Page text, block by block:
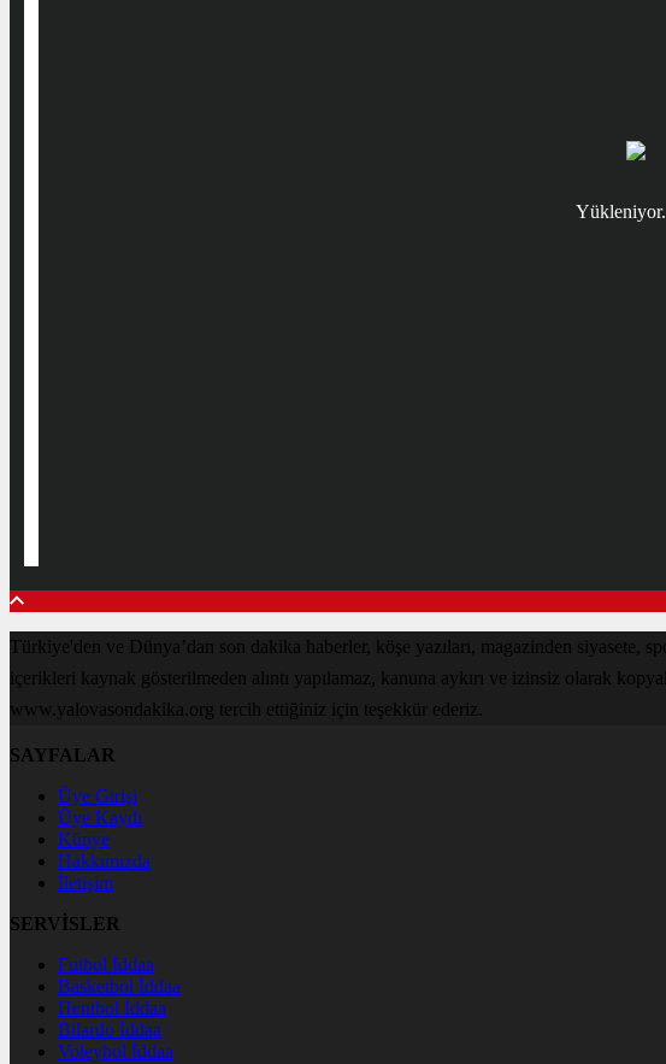
Türkiye'den ve Dünya’dan son dakika haberler, köşe yazıları, magazinden
içerikleri kaynak gösterilmeden alıntı yapılamaz, kanuna aykırı ve izinsiz olarak
www.yalovasondakika.org tercih ettiğiniz için teşekkür ederiz.
SAYFALAR
Üye Girişi
Üye Kaydı
Künye
Hakkımızda
İletişim
SERVİSLER
Futbol İddaa
Basketbol İddaa
Hentbol İddaa
Bilardo İddaa
Voleybol İddaa